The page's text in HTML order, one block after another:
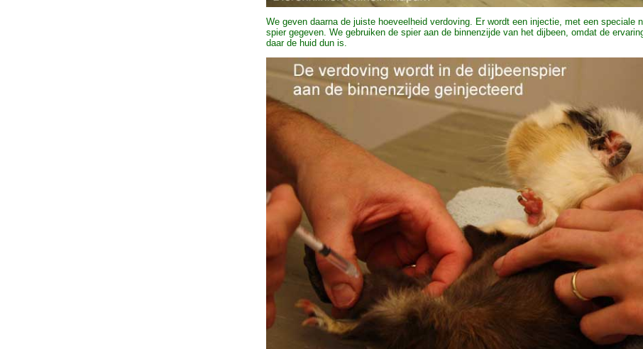
We geven daarna de juiste hoeveelheid verdoving. Er wordt een injectie, met een speciale
spier gegeven. We gebruiken de spier aan de binnenzijde van het dijbeen, omdat de
daar de huid dun is.